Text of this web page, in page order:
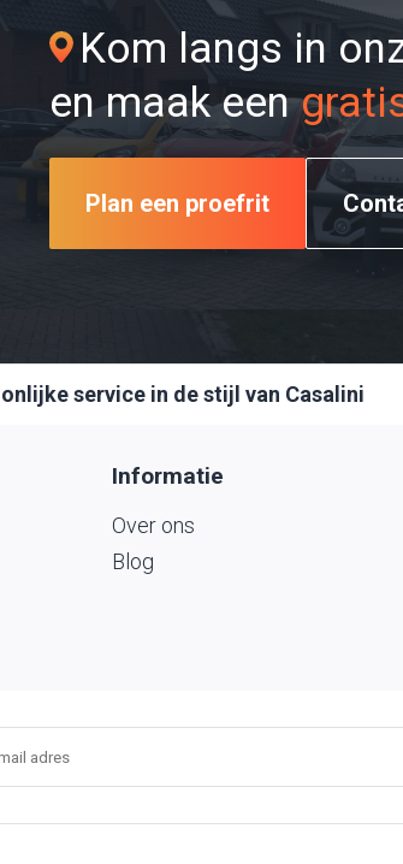
Kom langs in
en maak een
Plan een proefrit
service in de stijl van Casalini
Informatie
Over ons
Blog